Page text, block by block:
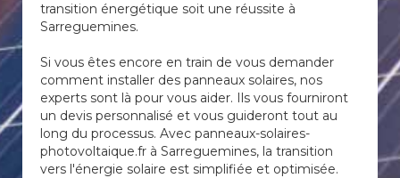
transition énergétique soit une réussite à
Sarreguemines.
Si vous êtes encore en train de vous demander
comment installer des panneaux solaires, nos
experts sont là pour vous aider. Ils vous fourniront
un devis personnalisé et vous guideront tout au
long du processus. Avec panneaux-solaires-
photovoltaique.fr à Sarreguemines, la transition
vers l'énergie solaire est simplifiée et optimisée.